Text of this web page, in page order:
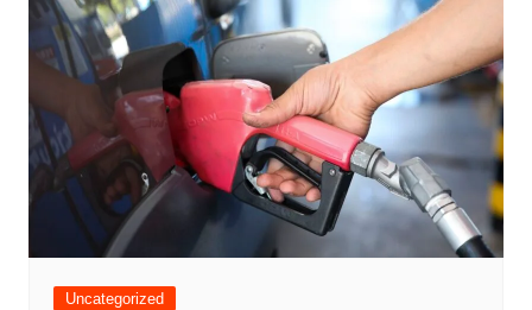
Uncategorized